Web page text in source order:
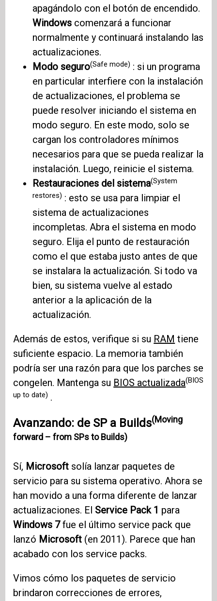
apagándolo con el botón de encendido.
Windows comenzará a funcionar
normalmente y continuará instalando las
actualizaciones.
Modo seguro(Safe mode) : si un programa
en particular interfiere con la instalación
de actualizaciones, el problema se
puede resolver iniciando el sistema en
modo seguro. En este modo, solo se
cargan los controladores mínimos
necesarios para que se pueda realizar la
instalación. Luego, reinicie el sistema.
Restauraciones del sistema(System
restores) : esto se usa para limpiar el
sistema de actualizaciones
incompletas. Abra el sistema en modo
seguro. Elija el punto de restauración
como el que estaba justo antes de que
se instalara la actualización. Si todo va
bien, su sistema vuelve al estado
anterior a la aplicación de la
actualización.
Además de estos, verifique si su RAM tiene
suficiente espacio. La memoria también
podría ser una razón para que los parches se
congelen. Mantenga su BIOS actualizada(BIOS
up to date) .
Avanzando: de SP a Builds(Moving
forward – from SPs to Builds)
Sí, Microsoft solía lanzar paquetes de
servicio para su sistema operativo. Ahora se
han movido a una forma diferente de lanzar
actualizaciones. El Service Pack 1 para
Windows 7fue el último service pack que
lanzó Microsoft (en 2011). Parece que han
acabado con los service packs.
Vimos cómo los paquetes de servicio
brindaron correcciones de errores,